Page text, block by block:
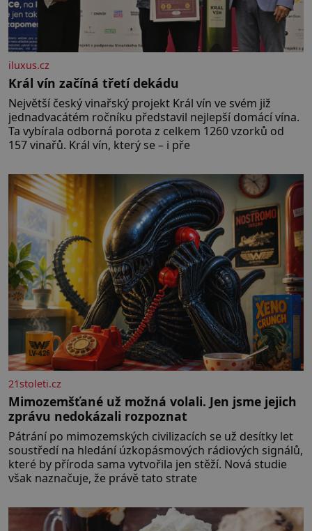
iluxus.cz
Král vín začíná třetí dekádu
Největší český vinařský projekt Král vín ve svém již
jednadvacátém ročníku představil nejlepší domácí vína.
Ta vybírala odborná porota z celkem 1260 vzorků od
157 vinařů. Král vín, který se – i pře
21stoleti.cz
Mimozemšťané už možná volali. Jen jsme jejich
zprávu nedokázali rozpoznat
Pátrání po mimozemských civilizacích se už desítky let
soustředí na hledání úzkopásmových rádiových signálů,
které by příroda sama vytvořila jen stěží. Nová studie
však naznačuje, že právě tato strate